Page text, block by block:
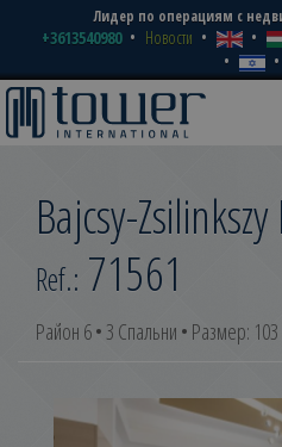
Лидер по операциям с
+3613540980 Новости
Bajcsy-
Ref.: 71561
Район 6 • 3 Спальни • Размер: